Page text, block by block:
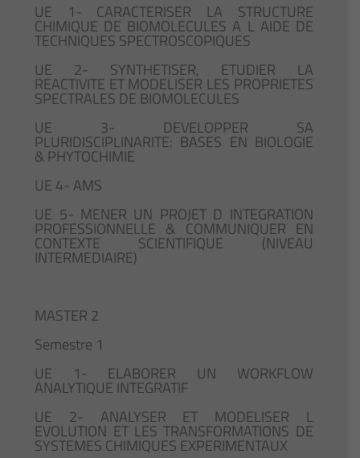
UE 1- CARACTERISER LA STRUCTURE
CHIMIQUE DE BIOMOLECULES A L AIDE DE
TECHNIQUES SPECTROSCOPIQUES
UE 2- SYNTHETISER, ETUDIER LA
REACTIVITE ET MODELISER LES PROPRIETES
SPECTRALES DE BIOMOLECULES
UE 3- DEVELOPPER SA
PLURIDISCIPLINARITE: BASES EN BIOLOGIE
& PHYTOCHIMIE
UE 4- AMS
UE 5- MENER UN PROJET D INTEGRATION
PROFESSIONNELLE & COMMUNIQUER EN
CONTEXTE SCIENTIFIQUE (NIVEAU
INTERMEDIAIRE)
MASTER 2
Semestre 1
UE 1- ELABORER UN WORKFLOW
ANALYTIQUE INTEGRATIF
UE 2- ANALYSER ET MODELISER L
EVOLUTION ET LES TRANSFORMATIONS DE
SYSTEMES CHIMIQUES EXPERIMENTAUX